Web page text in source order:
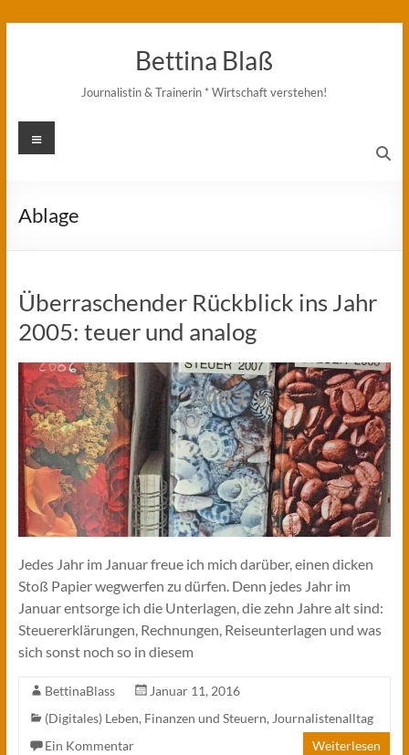
Bettina Blaß
Journalistin & Trainerin * Wirtschaft verstehen!
Menü
Ablage
Überraschender Rückblick ins Jahr
2005: teuer und analog
Jedes Jahr im Januar freue ich mich darüber, einen dicken
Stoß Papier wegwerfen zu dürfen. Denn jedes Jahr im
Januar entsorge ich die Unterlagen, die zehn Jahre alt sind:
Steuererklärungen, Rechnungen, Reiseunterlagen und was
sich sonst noch so in diesem
BettinaBlass
Januar 11, 2016
(Digitales) Leben, Finanzen und Steuern, Journalistenalltag
Ein Kommentar
Weiterlesen